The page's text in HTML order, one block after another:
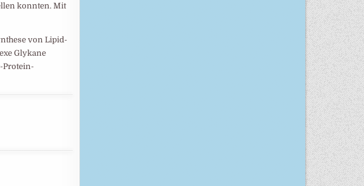
konnten. Mit
von Lipid-​
Glykane
​Protein-